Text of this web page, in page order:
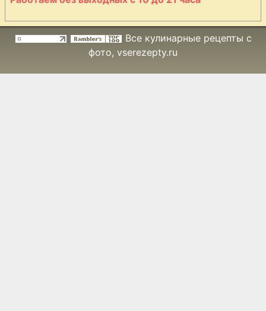
Все кулинарные рецепты с
фото, vserezepty.ru